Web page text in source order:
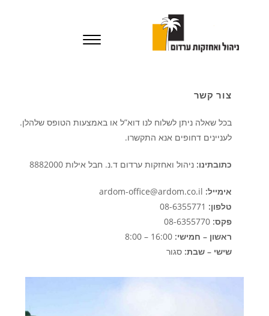
צור קשר
בכל שאלה ניתן לשלוח לנו דוא”ל או באמצעות הטופס שלהלן.
לעניינים דחופים אנא התקשרו.
כתובתינו:ניהול ואחזקות ערדום ד.נ. חבל אילות 8882000
אימייל:
טלפון:
פקס: 08-6355770
ראשון – חמישי:16:00 – 8:00
שישי – שבת: סגור